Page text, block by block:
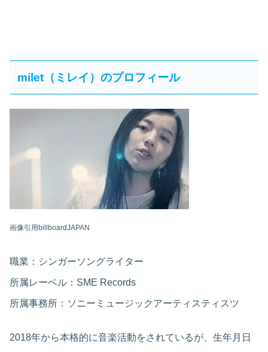
milet（ミレイ）のプロフィール
画像引用billboardJAPAN
職業：シンガーソングライター
所属レーベル：SME Records
所属事務所：ソニーミュージックアーティスティスツ
2018年から本格的に音楽活動をされているが、生年月日